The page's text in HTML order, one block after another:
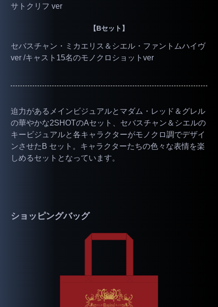
サトクリフ ver
【Bセット】
セバスチャン・ミカエリス＆シエル・ファントムハイヴ
ver /キャスト15名のモノクロショットver
迫力があるメインビジュアルとマダム・レッド＆グレル
の華やかな2SHOTのAセット、セバスチャン＆シエルの
キービジュアルと各キャラクターがモノクロ調でデザイ
ンさせたB セット。キャラクターたちの色々な表情を楽
しめるセットとなっています。
ショッピングバッグ